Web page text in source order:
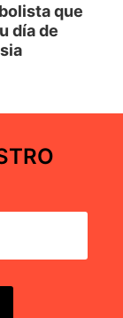
que
día de